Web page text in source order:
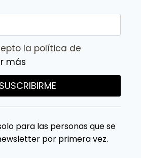
la política de
más
SUSCRIBIRME
para las personas que se
por primera vez.